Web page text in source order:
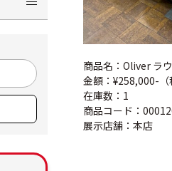
商品名：Oliver ラ
金額：¥258,000-（
在庫数：1
商品コード：
展示店舗：本店